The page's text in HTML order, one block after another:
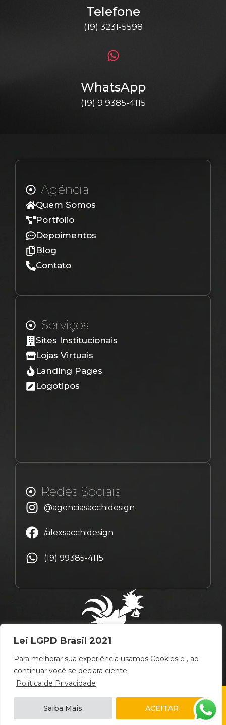
Lei LGPD Brasil 2021
Para melhorar sua experiência usamos Cookies e , ao
continuar você se declara ciente.
Política de Privacidade
Saiba Mais ACEITAR
Telefone
(19) 3231-5598
WhatsApp
(19) 9 9385-4115
Agência
Quem Somos
Portfolio
Depoimentos
Blog
Contato
Serviços
Sites Institucionais
Lojas Virtuais
Landing Pages
Logotipos
Redes Sociais
@agenciasacchidesign
/alexsacchidesign
(19) 99385-4115
© Copyright Alex Sacchi Design – 2009 ~ 2026 –
Campinas
/Brasil